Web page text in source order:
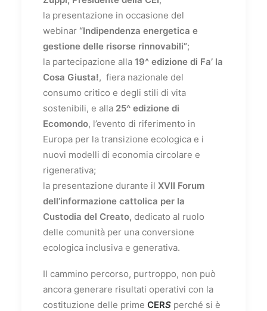
la presentazione in occasione del
webinar “Indipendenza energetica e
gestione delle risorse rinnovabili”;
la partecipazione alla 19^ edizione di Fa’ la
Cosa Giusta!, fiera nazionale del
consumo critico e degli stili di vita
sostenibili, e alla 25^ edizione di
Ecomondo, l’evento di riferimento in
Europa per la transizione ecologica e i
nuovi modelli di economia circolare e
rigenerativa;
la presentazione durante il XVII Forum
dell’informazione cattolica per la
Custodia del Creato, dedicato al ruolo
delle comunità per una conversione
ecologica inclusiva e generativa.
Il cammino percorso, purtroppo, non può
ancora generare risultati operativi con la
costituzione delle prime CERS perché si è